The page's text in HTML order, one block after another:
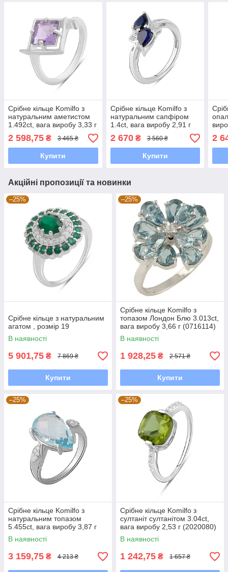
Срібне кільце Komilfo з
натуральним аметистом
1.492ct, вага виробу 3,33 г
(2189312) 18 розмір 3.18,
17"
2 598,75 ₴ 3 465 ₴
Купити
Срібне кільце Komilfo з
натуральним сапфіром
1.4ct, вага виробу 2,91 г
(2103691) 17.5 розмір 2.9,
17"
2 670₴ 3 560 ₴
Купити
17.5
2
Акційні пропозиції та новинки
–25%
Срібне кільце з натуральним
агатом , розмір 19
В наявності
5 901,75 ₴ 7 869 ₴
Купити
–25%
Срібне кільце Komilfo з
топазом Лондон Блю 3.013ct,
вага виробу 3,66 г (0716114)
17 розмір
В наявності
1 928,25 ₴ 2 571 ₴
Купити
–25%
Срібне кільце Komilfo з
натуральним топазом
5.455ct, вага виробу 3,87 г
(2042662) 17.5 розмір
В наявності
3 159,75 ₴ 4 213 ₴
–25%
Срібне кільце Komilfo з
султаніт султанітом 3.04ct,
вага виробу 2,53 г (2020080)
18 розмір 2.19, 17"
В наявності
1 242,75 ₴ 1 657 ₴